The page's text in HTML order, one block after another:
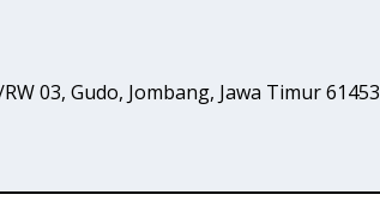
03, Gudo, Jombang, Jawa Timur 61453